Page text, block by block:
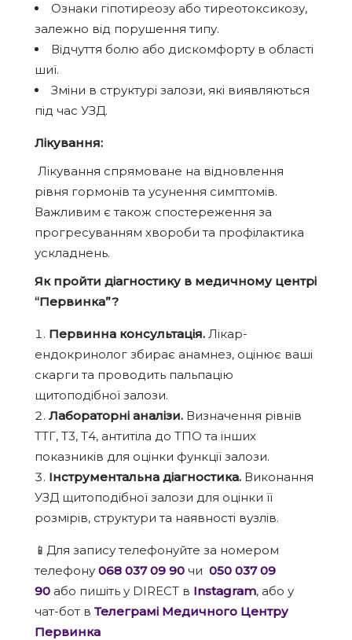
Ознаки гіпотиреозу або тиреотоксикозу,
залежно від порушення типу.
Відчуття болю або дискомфорту в області
шиї.
Зміни в структурі залози, які виявляються
під час УЗД.
Лікування:
Лікування спрямоване на відновлення
рівня гормонів та усунення симптомів.
Важливим є також спостереження за
прогресуванням хвороби та профілактика
ускладнень.
Як пройти діагностику в медичному центрі
“Первинка”?
Первинна консультація. Лікар-
ендокринолог збирає анамнез, оцінює ваші
скарги та проводить пальпацію
щитоподібної залози.
Лабораторні аналізи. Визначення рівнів
ТТГ, Т3, Т4, антитіла до ТПО та інших
показників для оцінки функції залози.
Інструментальна діагностика. Виконання
УЗД щитоподібної залози для оцінки її
розмірів, структури та наявності вузлів.
📱Для запису телефонуйте за номером
телефону 068 037 09 90 чи 050 037 09
90 або пишіть у DIRECT в Instagram, або у
чат-бот в Телеграмі Медичного Центру
Первинка